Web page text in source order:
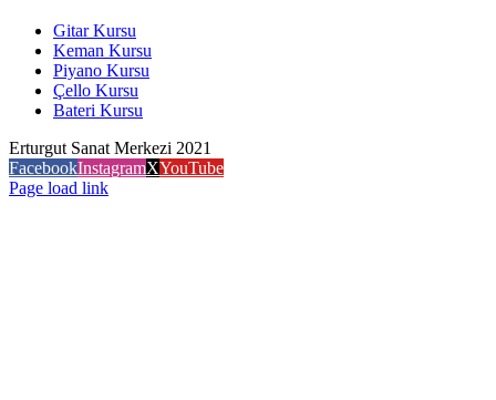
Gitar Kursu
Keman Kursu
Piyano Kursu
Çello Kursu
Bateri Kursu
Erturgut Sanat Merkezi 2021
FacebookInstagramXYouTube
Page load link